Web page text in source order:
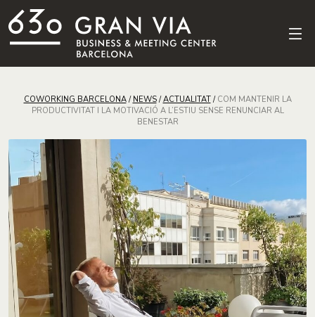
COWORKING BARCELONA/ NEWS/ACTUALITAT/ COM MANTENIR LA
PRODUCTIVITAT I LA MOTIVACIÓ A L’ESTIU SENSE RENUNCIAR AL
BENESTAR